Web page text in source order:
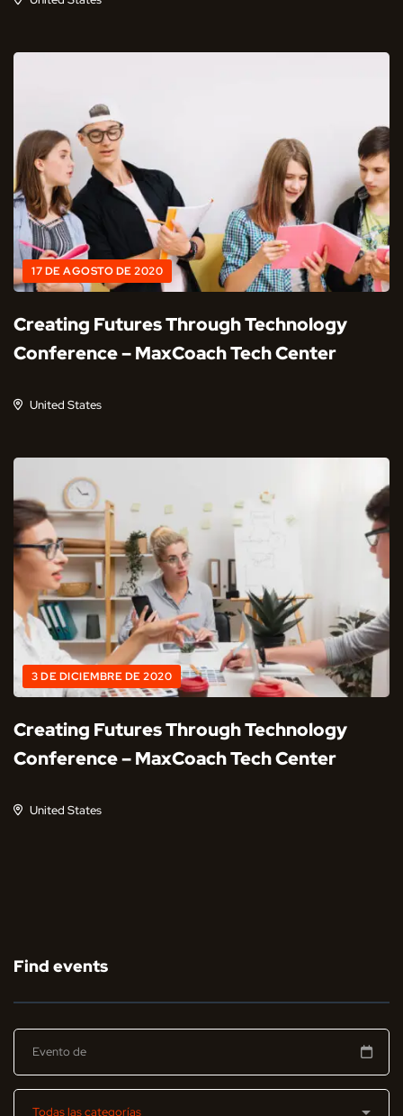
Find events
17 DE AGOSTO DE 2020
Creating Futures Through Technology
Conference – MaxCoach Tech Center
United States
3 DE DICIEMBRE DE 2020
Creating Futures Through Technology
Conference – MaxCoach Tech Center
United States